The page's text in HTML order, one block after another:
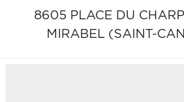
8605 PLACE DU
MIRABEL (SAINT-